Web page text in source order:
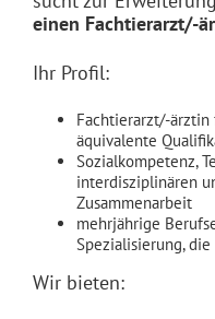
einen Fachtierarzt/-
Ihr Profil:
Fachtierarzt/-
äquivalente
Sozialkompetenz,
interdisziplinären
Zusammenarbeit
mehrjährige
Spezialisierung,
Wir bieten: